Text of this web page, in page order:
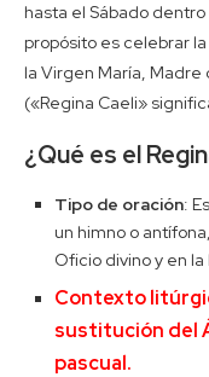
hasta el Sábado
propósito es celebrar
la Virgen María,
(«Regina Caeli»
¿Qué es el
Tipo de oración:
un himno o
Oficio divino y en
Contexto
sustitución del
pascual.